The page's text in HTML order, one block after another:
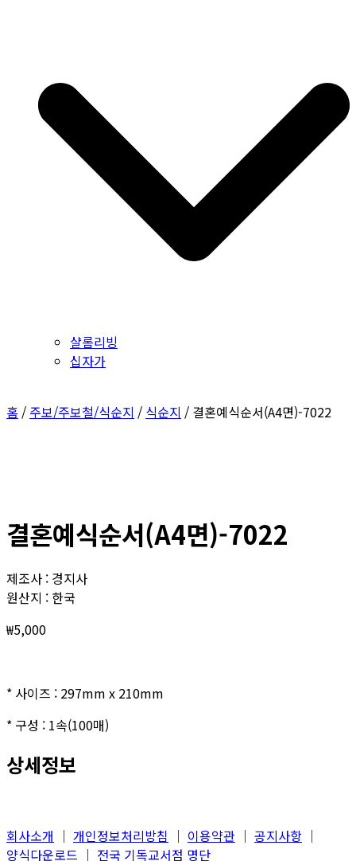
샬롬리빙
십자가
홈 / 주보/주보철/식순지 / 식순지 / 결혼예식순서(A4면)-7022
결혼예식순서(A4면)-7022
제조사 : 경지사
원산지 : 한국
₩5,000
* 사이즈 : 297mm x 210mm
* 구성 : 1속(100매)
상세정보
회사소개 │ 개인정보처리방침 │ 이용약관 │ 공지사항 │
양식다운로드 │ 전국 기독교서점 명단